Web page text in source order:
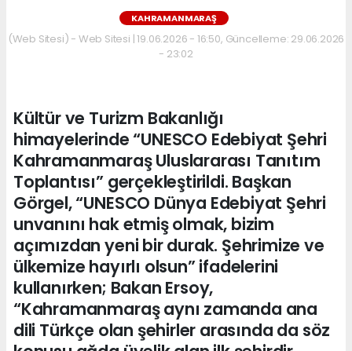
KAHRAMANMARAŞ
(Web Sitesi) - Web Sitesi | 19.06.2026 - 16:50, Güncelleme: 29.06.2026
- 23:02
Kültür ve Turizm Bakanlığı
himayelerinde “UNESCO Edebiyat Şehri
Kahramanmaraş Uluslararası Tanıtım
Toplantısı” gerçekleştirildi. Başkan
Görgel, “UNESCO Dünya Edebiyat Şehri
unvanını hak etmiş olmak, bizim
açımızdan yeni bir durak. Şehrimize ve
ülkemize hayırlı olsun” ifadelerini
kullanırken; Bakan Ersoy,
“Kahramanmaraş aynı zamanda ana
dili Türkçe olan şehirler arasında da söz